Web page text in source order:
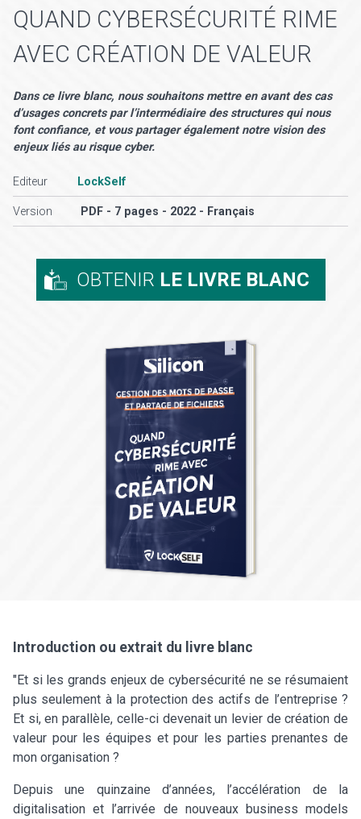
QUAND CYBERSÉCURITÉ RIME
AVEC CRÉATION DE VALEUR
Dans ce livre blanc, nous souhaitons mettre en avant des cas
d’usages concrets par l’intermédiaire des structures qui nous
font confiance, et vous partager également notre vision des
enjeux liés au risque cyber.
Editeur LockSelf
Version PDF - 7 pages - 2022 - Français
OBTENIR LE LIVRE BLANC
Introduction ou extrait du livre blanc
"Et si les grands enjeux de cybersécurité ne se résumaient
plus seulement à la protection des actifs de l’entreprise ?
Et si, en parallèle, celle-ci devenait un levier de création de
valeur pour les équipes et pour les parties prenantes de
mon organisation ?
Depuis une quinzaine d’années, l’accélération de la
digitalisation et l’arrivée de nouveaux business models